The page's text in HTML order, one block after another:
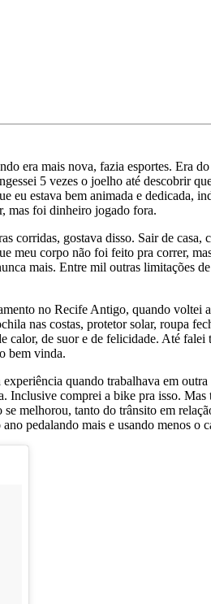
era mais nova, fazia esportes. Era
5 vezes o joelho até descobrir
estava bem animada e dedicada,
mas foi dinheiro jogado fora.
corridas, gostava disso. Sair de
meu corpo não foi feito pra correr,
mais. Entre mil outras limitações
no Recife Antigo, quando voltei
nas costas, protetor solar, roupa
calor, de suor e de felicidade. Até falei
bem vinda.
quando trabalhava em outra
comprei a bike pra isso.
melhorou, tanto do trânsito em
pedalando mais e usando menos o